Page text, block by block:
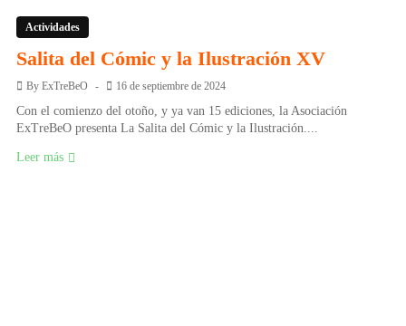
Actividades
Salita del Cómic y la Ilustración XV
By ExTreBeO 16 de septiembre de 2024
Con el comienzo del otoño, y ya van 15 ediciones, la Asociación
ExTreBeO presenta La Salita del Cómic y la Ilustración....
Leer más